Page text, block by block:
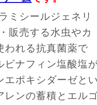
ミシールジェネリ
販売する水虫やカ
われる抗真菌薬で
ビナフィン塩酸塩
エポキシダーゼと
レンの蓄積とエル